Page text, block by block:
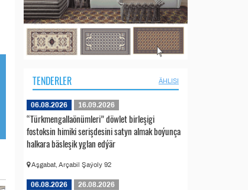
TENDERLER ÄHLISI
06.08.2026 16.09.2026
“Türkmengallaönümleri” döwlet birleşigi
fostoksin himiki serişdesini satyn almak boýunça
halkara bäsleşik yglan edýär
Aşgabat, Arçabil Şaýoly 92
06.08.2026 26.08.2026